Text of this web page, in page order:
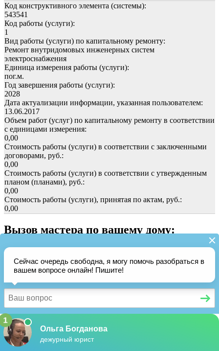
Код конструктивного элемента (системы):
543541
Код работы (услуги):
1
Вид работы (услуги) по капитальному ремонту:
Ремонт внутридомовых инженерных систем
электроснабжения
Единица измерения работы (услуги):
пог.м.
Год завершения работы (услуги):
2028
Дата актуализации информации, указанная пользователем:
13.06.2017
Объем работ (услуг) по капитальному ремонту в соответствии
с единицами измерения:
0,00
Стоимость работы (услуги) в соответствии с заключенными
договорами, руб.:
0,00
Стоимость работы (услуги) в соответствии с утвержденным
планом (планами), руб.:
0,00
Стоимость работы (услуги), принятая по актам, руб.:
0,00
Вызов мастера по вашему дому: